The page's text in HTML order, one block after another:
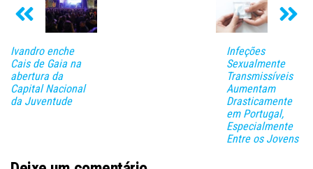
Ivandro enche
Cais de Gaia na
abertura da
Capital Nacional
da Juventude
Infeções
Sexualmente
Transmissíveis
Aumentam
Drasticamente
em Portugal,
Especialmente
Entre os Jovens